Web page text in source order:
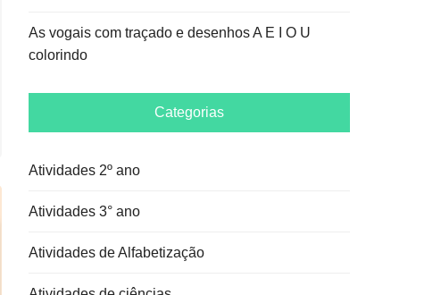
As vogais com traçado e desenhos A E I O U
colorindo
Categorias
Atividades 2º ano
Atividades 3° ano
Atividades de Alfabetização